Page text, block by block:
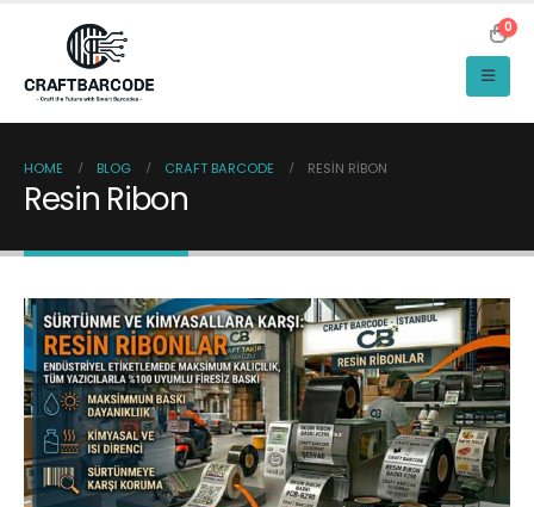
0
HOME BLOG CRAFT BARCODE RESIN RIBON
Resin Ribon